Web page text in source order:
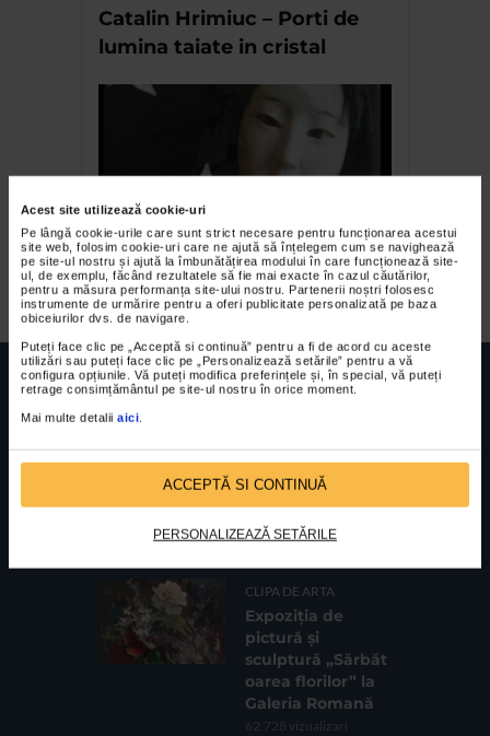
Acest site utilizează cookie-uri
Pe lângă cookie-urile care sunt strict necesare pentru funcționarea acestui
site web, folosim cookie-uri care ne ajută să înțelegem cum se navighează
pe site-ul nostru și ajută la îmbunătățirea modului în care funcționează site-
ul, de exemplu, făcând rezultatele să fie mai exacte în cazul căutărilor,
pentru a măsura performanța site-ului nostru. Partenerii noștri folosesc
instrumente de urmărire pentru a oferi publicitate personalizată pe baza
obiceiurilor dvs. de navigare.
Puteți face clic pe „Acceptă si continuă” pentru a fi de acord cu aceste
utilizări sau puteți face clic pe „Personalizează setările” pentru a vă
configura opțiunile. Vă puteți modifica preferințele și, în special, vă puteți
retrage consimțământul pe site-ul nostru în orice moment.
Mai multe detalii aici
ACCEPTĂ SI CONTINUĂ
PERSONALIZEAZĂ SETĂRILE
Catalin Hrimiuc – Porti de
lumina taiate in cristal
Origami si stampe japoneze
Sc. 4, Ap. 197, Sector 2
CLIPA DE ARTA
Expoziția de
pictură și
sculptură „Sărbăt
oarea florilor” la
Galeria Romană
62.728 vizualizari